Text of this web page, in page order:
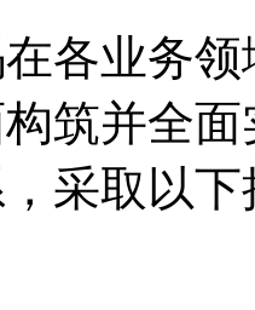
业务领域从
筑并全
，采取